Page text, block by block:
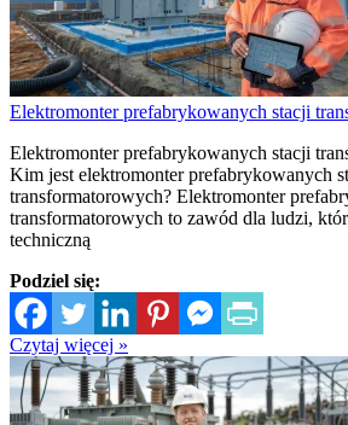
Elektromonter prefabrykowanych stacji
Elektromonter prefabrykowanych stacji
Kim jest elektromonter prefabrykowanych
transformatorowych? Elektromonter
transformatorowych to zawód dla ludzi,
techniczną
Podziel się:
Czytaj więcej »